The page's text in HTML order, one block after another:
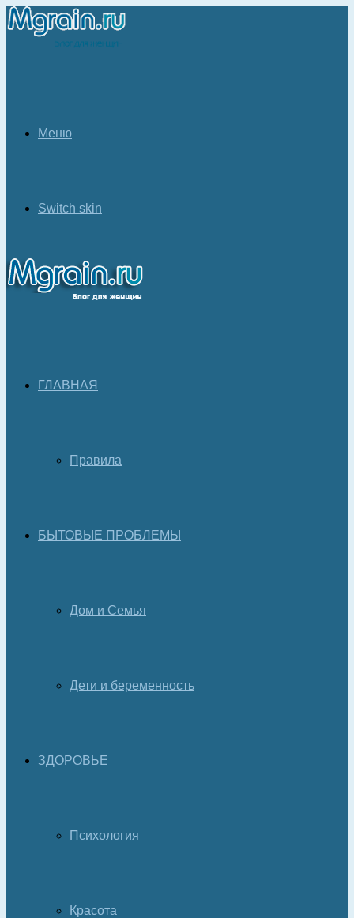
Меню
Switch skin
ГЛАВНАЯ
Правила
БЫТОВЫЕ ПРОБЛЕМЫ
Дом и Семья
Дети и беременность
ЗДОРОВЬЕ
Психология
Красота